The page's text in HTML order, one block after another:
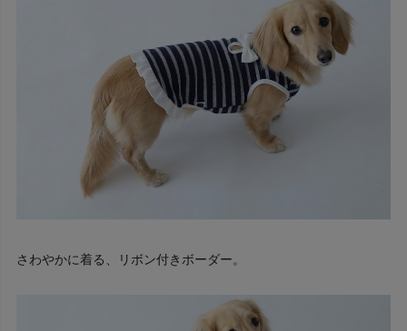
さわやかに着る、リボン付きボーダー。